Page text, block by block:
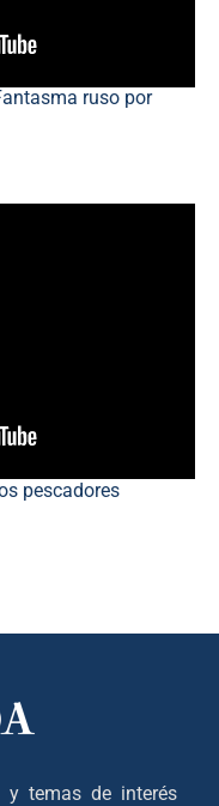
ruso por
pescadores
y temas de interés